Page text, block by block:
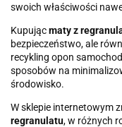
swoich właściwości
Kupującmaty z
bezpieczeństwo, ale
recykling opon
sposobów na
środowisko.
W sklepie internetowym
regranulatu, w różnych